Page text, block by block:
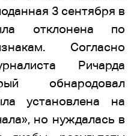
3 сентября в
отклонена по
Согласно
Ричарда
обнародовал
установлена на
но нуждалась в